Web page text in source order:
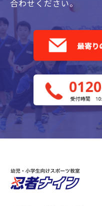
合わせください。